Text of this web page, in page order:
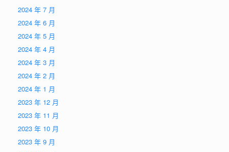
2024 年 7 月
2024 年 6 月
2024 年 5 月
2024 年 4 月
2024 年 3 月
2024 年 2 月
2024 年 1 月
2023 年 12 月
2023 年 11 月
2023 年 10 月
2023 年 9 月